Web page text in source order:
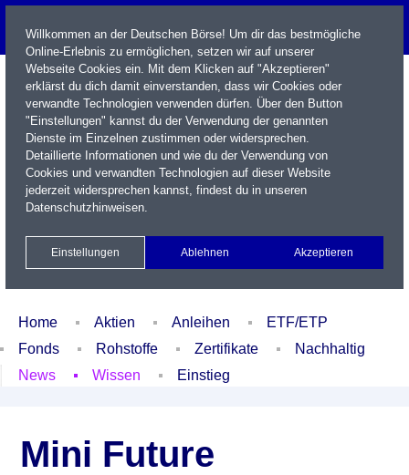
Name / WKN / ISIN / Kürzel
Xetra Realtime
Watchlist Portfolio Login
Home Aktien Anleihen
ETF/ETP
Fonds
Rohstoffe Zertifikate
Nachhaltig
News
Wissen Einstieg
Mini Future
Willkommen an der Deutschen Börse! Um dir das bestmögliche
Online-Erlebnis zu ermöglichen, setzen wir auf unserer
Webseite Cookies ein. Mit dem Klicken auf "Akzeptieren"
erklärst du dich damit einverstanden, dass wir Cookies oder
verwandte Technologien verwenden dürfen. Über den Button
"Einstellungen" kannst du der Verwendung der genannten
Dienste im Einzelnen zustimmen oder widersprechen.
Detaillierte Informationen und wie du der Verwendung von
Cookies und verwandten Technologien auf dieser Website
jederzeit widersprechen kannst, findest du in unseren
Datenschutzhinweisen.
Einstellungen Ablehnen Akzeptieren